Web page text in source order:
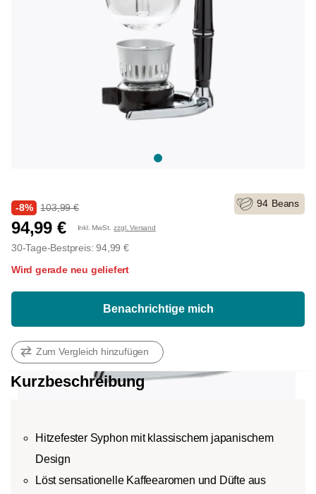
-8% 103,99 €
94,99 € Inkl. MwSt. zzgl. Versand
30-Tage-Bestpreis: 94,99 €
94 Beans
Wird gerade neu geliefert
Benachrichtige mich
Zum Vergleich hinzufügen
Kurzbeschreibung
Hitzefester Syphon mit klassischem japanischem
Design
Löst sensationelle Kaffeearomen und Düfte aus